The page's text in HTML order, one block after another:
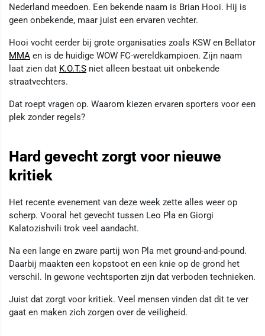
Nederland meedoen. Een bekende naam is Brian Hooi. Hij is
geen onbekende, maar juist een ervaren vechter.
Hooi vocht eerder bij grote organisaties zoals KSW en Bellator
MMA en is de huidige WOW FC-wereldkampioen. Zijn naam
laat zien dat K.O.T.S niet alleen bestaat uit onbekende
straatvechters.
Dat roept vragen op. Waarom kiezen ervaren sporters voor een
plek zonder regels?
Hard gevecht zorgt voor nieuwe
kritiek
Het recente evenement van deze week zette alles weer op
scherp. Vooral het gevecht tussen Leo Pla en Giorgi
Kalatozishvili trok veel aandacht.
Na een lange en zware partij won Pla met ground-and-pound.
Daarbij maakten een kopstoot en een knie op de grond het
verschil. In gewone vechtsporten zijn dat verboden technieken.
Juist dat zorgt voor kritiek. Veel mensen vinden dat dit te ver
gaat en maken zich zorgen over de veiligheid.